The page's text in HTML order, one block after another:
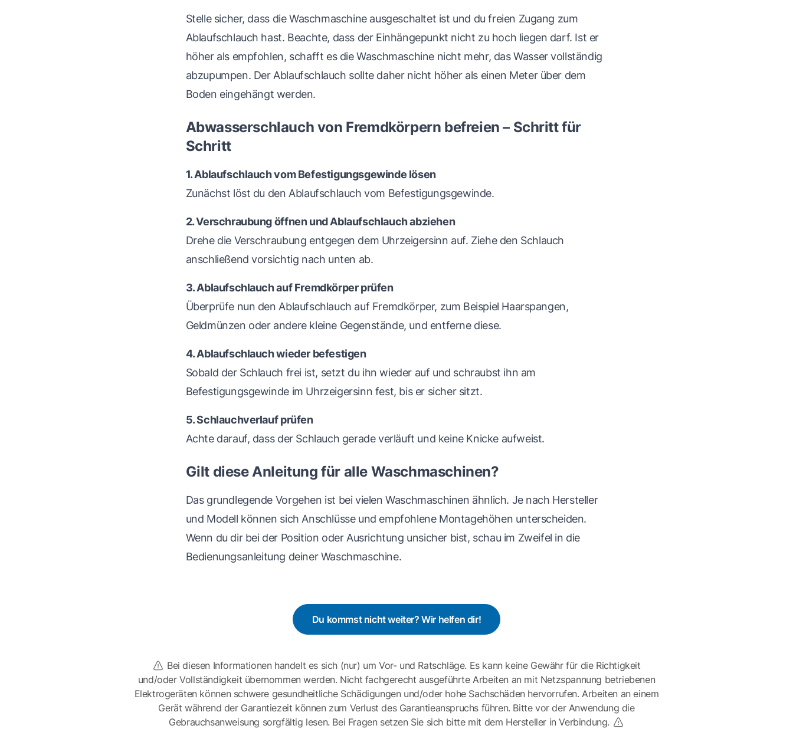
Stelle sicher, dass die Waschmaschine ausgeschaltet ist und du freien Zugang zum
Ablaufschlauch hast. Beachte, dass der Einhängepunkt nicht zu hoch liegen darf. Ist er
höher als empfohlen, schafft es die Waschmaschine nicht mehr, das Wasser vollständig
abzupumpen. Der Ablaufschlauch sollte daher nicht höher als einen Meter über dem
Boden eingehängt werden.
Abwasserschlauch von Fremdkörpern befreien – Schritt für
Schritt
1. Ablaufschlauch vom Befestigungsgewinde lösen
Zunächst löst du den Ablaufschlauch vom Befestigungsgewinde.
2. Verschraubung öffnen und Ablaufschlauch abziehen
Drehe die Verschraubung entgegen dem Uhrzeigersinn auf. Ziehe den Schlauch
anschließend vorsichtig nach unten ab.
3. Ablaufschlauch auf Fremdkörper prüfen
Überprüfe nun den Ablaufschlauch auf Fremdkörper, zum Beispiel Haarspangen,
Geldmünzen oder andere kleine Gegenstände, und entferne diese.
4. Ablaufschlauch wieder befestigen
Sobald der Schlauch frei ist, setzt du ihn wieder auf und schraubst ihn am
Befestigungsgewinde im Uhrzeigersinn fest, bis er sicher sitzt.
5. Schlauchverlauf prüfen
Achte darauf, dass der Schlauch gerade verläuft und keine Knicke aufweist.
Gilt diese Anleitung für alle Waschmaschinen?
Das grundlegende Vorgehen ist bei vielen Waschmaschinen ähnlich. Je nach Hersteller
und Modell können sich Anschlüsse und empfohlene Montagehöhen unterscheiden.
Wenn du dir bei der Position oder Ausrichtung unsicher bist, schau im Zweifel in die
Bedienungsanleitung deiner Waschmaschine.
Du kommst nicht weiter? Wir helfen dir!
Bei diesen Informationen handelt es sich (nur) um Vor- und Ratschläge. Es kann keine Gewähr für die Richtigkeit
und/oder Vollständigkeit übernommen werden. Nicht fachgerecht ausgeführte Arbeiten an mit Netzspannung betriebenen
Elektrogeräten können schwere gesundheitliche Schädigungen und/oder hohe Sachschäden hervorrufen. Arbeiten an einem
Gerät während der Garantiezeit können zum Verlust des Garantieanspruchs führen. Bitte vor der Anwendung die
Gebrauchsanweisung sorgfältig lesen. Bei Fragen setzen Sie sich bitte mit dem Hersteller in Verbindung.